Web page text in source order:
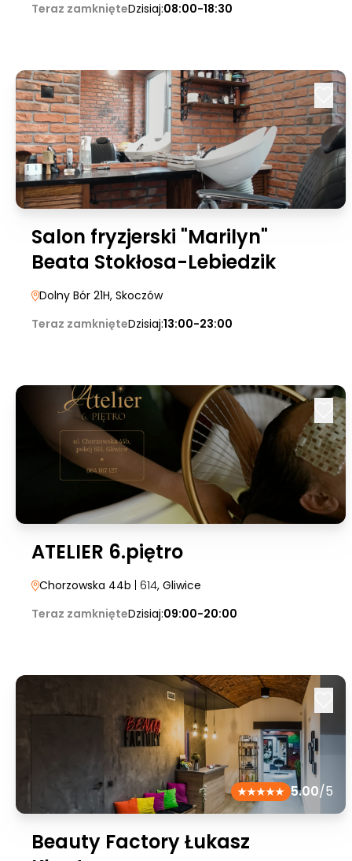
Teraz zamknięteDzisiaj:08:00-18:30
Salon fryzjerski "Marilyn"
Beata Stokłosa-Lebiedzik
Dolny Bór 21H, Skoczów
Teraz zamknięteDzisiaj:13:00-23:00
ATELIER 6.piętro
Chorzowska 44b | 614, Gliwice
Teraz zamknięteDzisiaj:09:00-20:00
5.00/5
Beauty Factory Łukasz